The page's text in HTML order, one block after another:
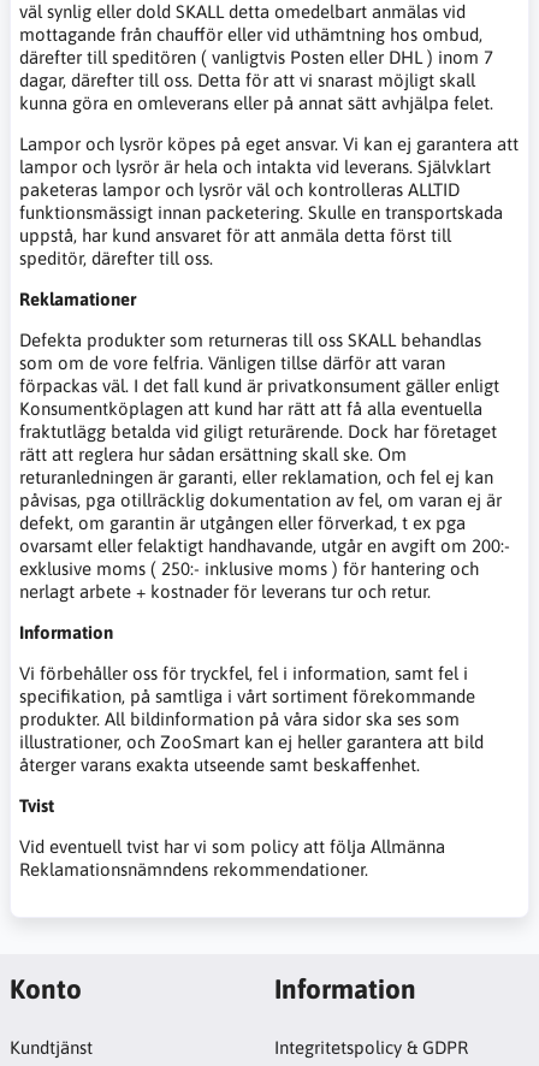
väl synlig eller dold SKALL detta omedelbart anmälas vid
mottagande från chaufför eller vid uthämtning hos ombud,
därefter till speditören ( vanligtvis Posten eller DHL ) inom 7
dagar, därefter till oss. Detta för att vi snarast möjligt skall
kunna göra en omleverans eller på annat sätt avhjälpa felet.
Lampor och lysrör köpes på eget ansvar. Vi kan ej garantera att
lampor och lysrör är hela och intakta vid leverans. Självklart
paketeras lampor och lysrör väl och kontrolleras ALLTID
funktionsmässigt innan packetering. Skulle en transportskada
uppstå, har kund ansvaret för att anmäla detta först till
speditör, därefter till oss.
Reklamationer
Defekta produkter som returneras till oss SKALL behandlas
som om de vore felfria. Vänligen tillse därför att varan
förpackas väl. I det fall kund är privatkonsument gäller enligt
Konsumentköplagen att kund har rätt att få alla eventuella
fraktutlägg betalda vid giligt returärende. Dock har företaget
rätt att reglera hur sådan ersättning skall ske. Om
returanledningen är garanti, eller reklamation, och fel ej kan
påvisas, pga otillräcklig dokumentation av fel, om varan ej är
defekt, om garantin är utgången eller förverkad, t ex pga
ovarsamt eller felaktigt handhavande, utgår en avgift om 200:-
exklusive moms ( 250:- inklusive moms ) för hantering och
nerlagt arbete + kostnader för leverans tur och retur.
Information
Vi förbehåller oss för tryckfel, fel i information, samt fel i
specifikation, på samtliga i vårt sortiment förekommande
produkter. All bildinformation på våra sidor ska ses som
illustrationer, och ZooSmart kan ej heller garantera att bild
återger varans exakta utseende samt beskaffenhet.
Tvist
Vid eventuell tvist har vi som policy att följa Allmänna
Reklamationsnämndens rekommendationer.
Konto
Kundtjänst
Information
Integritetspolicy & GDPR